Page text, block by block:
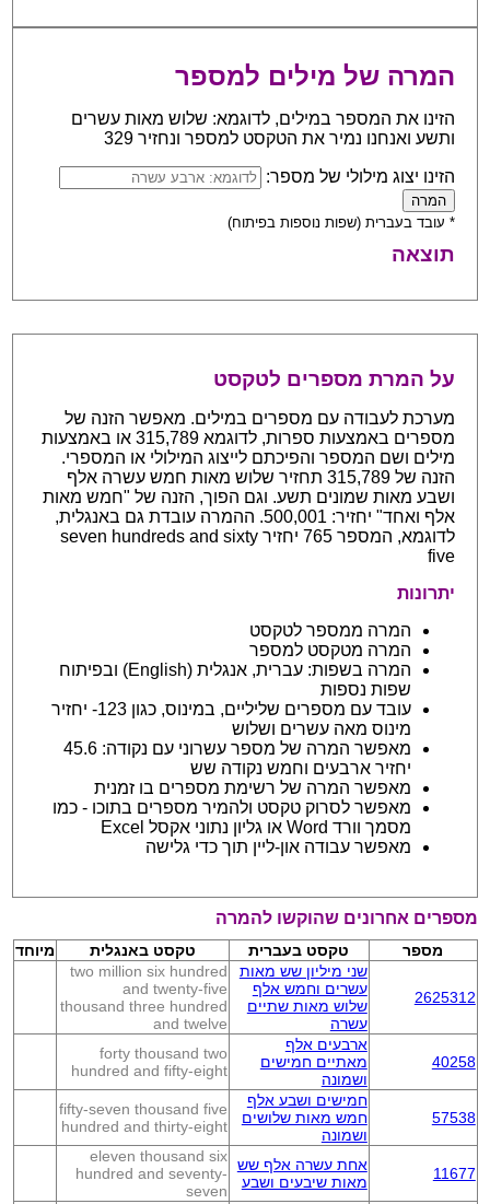
המרה של מילים למספר
הזינו את המספר במילים, לדוגמא: שלוש מאות עשרים
ותשע ואנחנו נמיר את הטקסט למספר ונחזיר 329
הזינו יצוג מילולי של מספר:
* עובד בעברית (שפות נוספות בפיתוח)
תוצאה
על המרת מספרים לטקסט
מערכת לעבודה עם מספרים במילים. מאפשר הזנה של
מספרים באמצעות ספרות, לדוגמא 315,789 או באמצעות
מילים ושם המספר והפיכתם לייצוג המילולי או המספרי.
הזנה של 315,789 תחזיר שלוש מאות חמש עשרה אלף
ושבע מאות שמונים תשע. וגם הפוך, הזנה של "חמש מאות
אלף ואחד" יחזיר: 500,001. ההמרה עובדת גם באנגלית,
לדוגמא, המספר 765 יחזיר seven hundreds and sixty
five
יתרונות
המרה ממספר לטקסט
המרה מטקסט למספר
המרה בשפות: עברית, אנגלית (English) ובפיתוח
שפות נספות
עובד עם מספרים שליליים, במינוס, כגון 123- יחזיר
מינוס מאה עשרים ושלוש
מאפשר המרה של מספר עשרוני עם נקודה: 45.6
יחזיר ארבעים וחמש נקודה שש
מאפשר המרה של רשימת מספרים בו זמנית
מאפשר לסרוק טקסט ולהמיר מספרים בתוכו - כמו
מסמך וורד Word או גליון נתוני אקסל Excel
מאפשר עבודה און-ליין תוך כדי גלישה
מספרים אחרונים שהוקשו להמרה
מספר טקסט בעברית טקסט באנגלית מיוחד
2625312
שני מיליון שש מאות
עשרים וחמש אלף
שלוש מאות שתיים
עשרה
two million six hundred
and twenty-five
thousand three hundred
and twelve
40258
ארבעים אלף
מאתיים חמישים
ושמונה
forty thousand two
hundred and fifty-eight
57538
חמישים ושבע אלף
חמש מאות שלושים
ושמונה
fifty-seven thousand five
hundred and thirty-eight
11677
אחת עשרה אלף שש
מאות שיבעים ושבע
eleven thousand six
hundred and seventy-
seven